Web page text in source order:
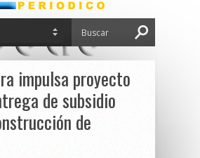
impulsa proyecto
de subsidio
de